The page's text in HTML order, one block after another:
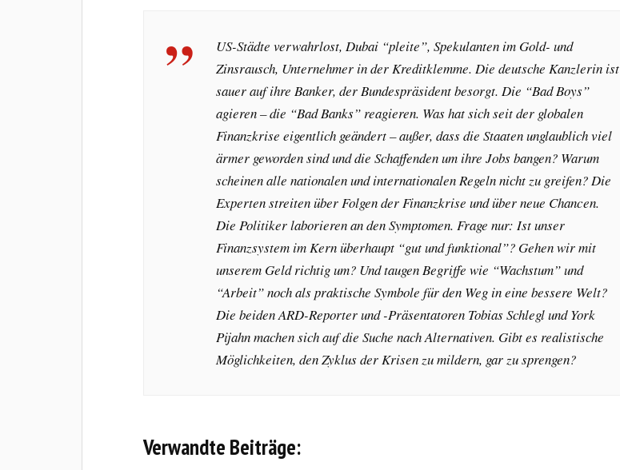
US-Städte verwahrlost, Dubai “pleite”, Spekulanten im Gold- und
Zinsrausch, Unternehmer in der Kreditklemme. Die deutsche Kanzlerin ist
sauer auf ihre Banker, der Bundespräsident besorgt. Die “Bad Boys”
agieren – die “Bad Banks” reagieren. Was hat sich seit der globalen
Finanzkrise eigentlich geändert – außer, dass die Staaten unglaublich viel
ärmer geworden sind und die Schaffenden um ihre Jobs bangen? Warum
scheinen alle nationalen und internationalen Regeln nicht zu greifen? Die
Experten streitenüber Folgen der Finanzkrise undüber neue Chancen.
Die Politiker laborieren an den Symptomen. Frage nur: Ist unser
Finanzsystem im Kernüberhaupt “gut und funktional”? Gehen wir mit
unserem Geld richtig um? Und taugen Begriffe wie “Wachstum” und
“Arbeit” noch als praktische Symbole für den Weg in eine bessere Welt?
Die beiden ARD-Reporter und -Präsentatoren Tobias Schlegl und York
Pijahn machen sich auf die Suche nach Alternativen. Gibt es realistische
Möglichkeiten, den Zyklus der Krisen zu mildern, gar zu sprengen?
Verwandte Beiträge: